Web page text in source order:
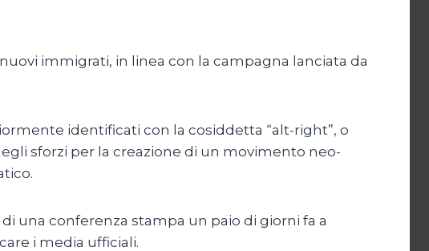
immigrati, in linea con la campagna lanciata da
identificati con la cosiddetta “alt-right”, o
sforzi per la creazione di un movimento neo-
una conferenza stampa un paio di giorni fa a
i media ufficiali.